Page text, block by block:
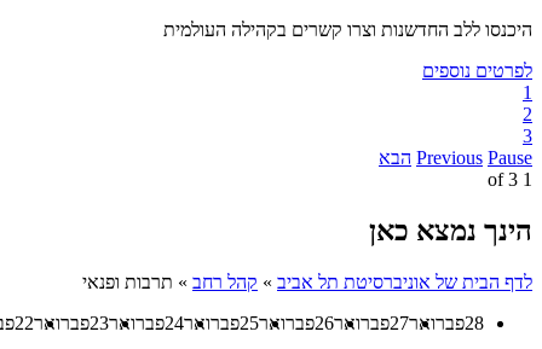
היכנסו ללב החדשנות וצרו קשרים בקהילה העולמית
לפרטים נוספים
1
2
3
Previous Pause
הבא
1
3
הינך נמצא כאן
לדף הבית של אוניברסיטת תל אביב » קהל רחב » תרבות ופנאי
28פברואר27פברואר26פברואר25פברואר24פברואר23פברואר22